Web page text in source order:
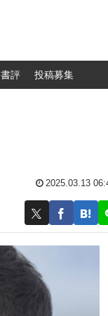
書評 投稿募集
2025.03.13